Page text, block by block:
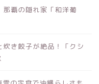
那覇の隠れ家「和洋葡
炊き餃子が絶品！「クシ
那覇グルメ
島南部グルメ